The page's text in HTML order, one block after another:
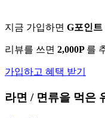
지금 가입하면 G포인트
리뷰를 쓰면 2,000P 를
가입하고 혜택 받기
라면 / 면류을 먹은